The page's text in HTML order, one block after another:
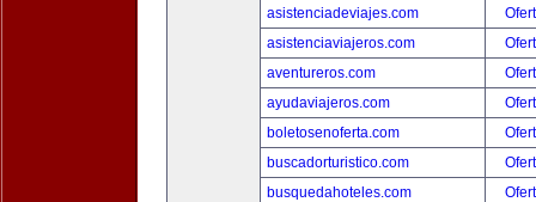
asistenciadeviajes.com
asistenciaviajeros.com
aventureros.com
ayudaviajeros.com
boletosenoferta.com
buscadorturistico.com
busquedahoteles.com